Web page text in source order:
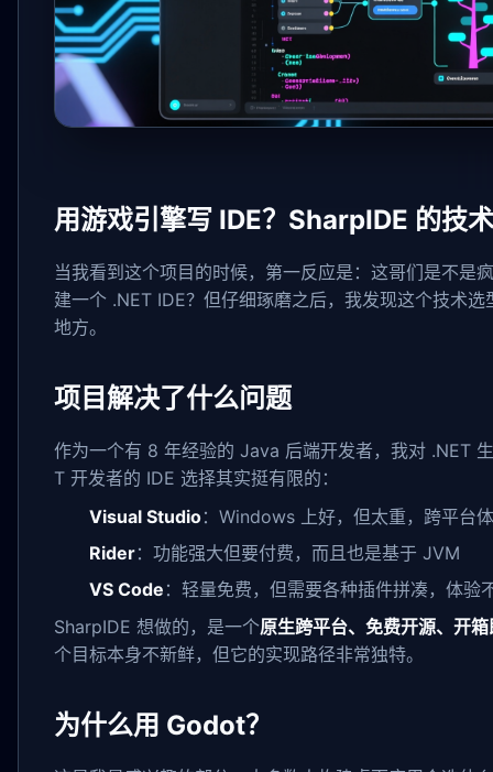
用游戏引擎写 IDE？SharpIDE 的技
当我看到这个项目的时候，第一反应是：这哥们是不是
建一个 .NET IDE？但仔细琢磨之后，我发现这个技术
地方。
项目解决了什么问题
作为一个有 8 年经验的 Java 后端开发者，我对 .NET
T 开发者的 IDE 选择其实挺有限的：
Visual Studio：Windows 上好，但太重，跨平台
Rider：功能强大但要付费，而且也是基于 JVM
VS Code ：轻量免费，但需要各种插件拼凑，体验
SharpIDE 想做的，是一个原生跨平台、免费开源、开箱
个目标本身不新鲜，但它的实现路径非常独特。
为什么用 Godot？